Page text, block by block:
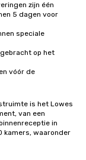
zijn één
5 dagen voor
speciale
op het
vóór de
is het Lowes
van een
in
kamers, waaronder